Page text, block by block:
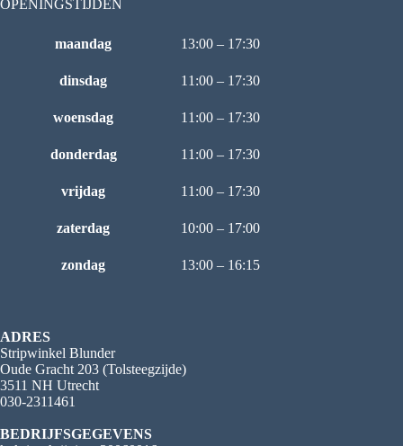
OPENINGSTIJDEN
maandag 13:00 – 17:30
dinsdag 11:00 – 17:30
woensdag 11:00 – 17:30
donderdag 11:00 – 17:30
vrijdag 11:00 – 17:30
zaterdag 10:00 – 17:00
zondag 13:00 – 16:15
ADRES
Stripwinkel Blunder
Oude Gracht 203 (Tolsteegzijde)
3511 NH Utrecht
030-2311461
BEDRIJFSGEGEVENS